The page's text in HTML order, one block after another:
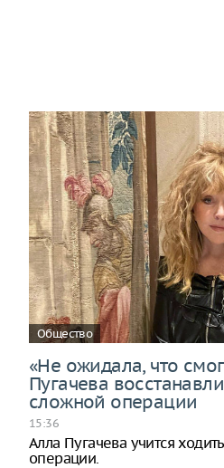
Общество
«Не ожидала, что
Пугачева
сложной операции
15:36
Алла Пугачева учится
операции.